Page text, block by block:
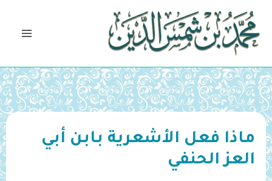
تخطي
المحتوى
ماذا فعل الأشعرية بابن أبي
العز الحنفي